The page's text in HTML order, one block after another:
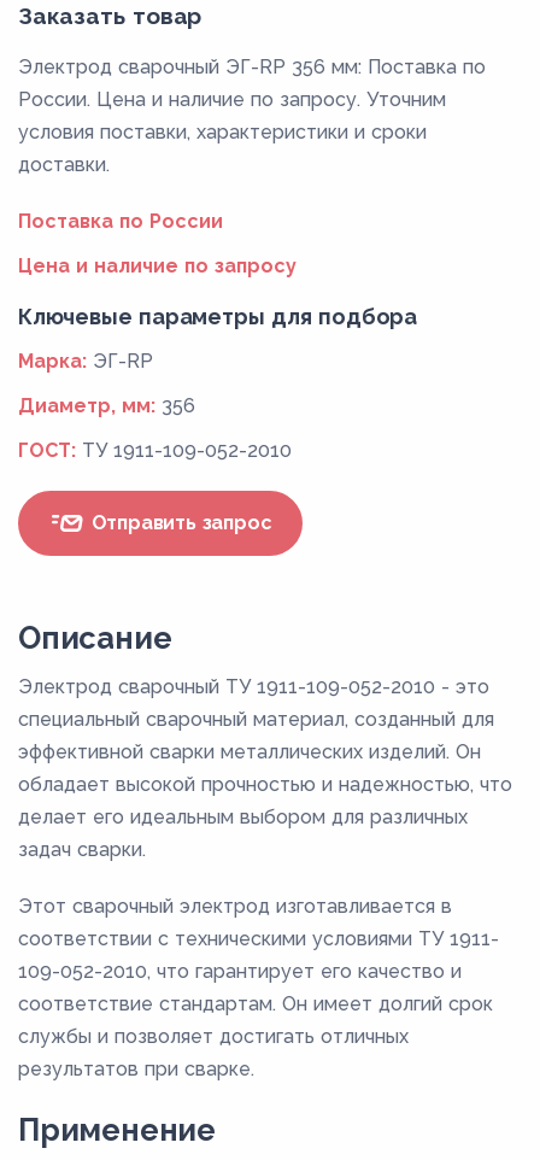
Заказать товар
Электрод сварочный ЭГ-RP 356 мм: Поставка по
России. Цена и наличие по запросу. Уточним
условия поставки, характеристики и сроки
доставки.
Поставка по России
Цена и наличие по запросу
Ключевые параметры для подбора
Марка: ЭГ-RP
Диаметр, мм: 356
ГОСТ: ТУ 1911-109-052-2010
Отправить запрос
Описание
Электрод сварочный ТУ 1911-109-052-2010 - это
специальный сварочный материал, созданный для
эффективной сварки металлических изделий. Он
обладает высокой прочностью и надежностью, что
делает его идеальным выбором для различных
задач сварки.
Этот сварочный электрод изготавливается в
соответствии с техническими условиями ТУ 1911-
109-052-2010, что гарантирует его качество и
соответствие стандартам. Он имеет долгий срок
службы и позволяет достигать отличных
результатов при сварке.
Применение